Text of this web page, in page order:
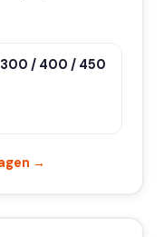
300 / 400 / 450
→